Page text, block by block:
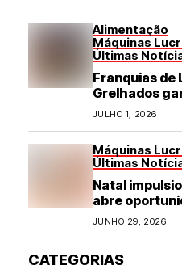
Alimentação
Máquinas
Últimas
Franquias de
Grelhados
com
rápidas e de
JULHO 1, 2026
Máquinas
Últimas
Natal
abre
diversos
JUNHO 29, 2026
CATEGORIAS